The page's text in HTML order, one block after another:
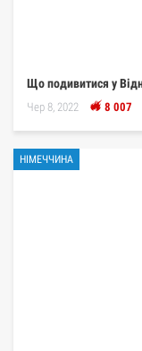
Що подивитися у
Чер 8, 2022 8 007
НІМЕЧЧИНА